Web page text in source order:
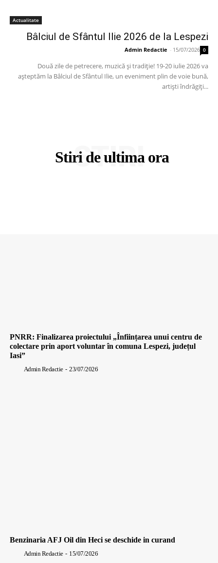
Actualitate
Bâlciul de Sfântul Ilie 2026 de la Lespezi
Admin Redactie - 15/07/2026 0
Două zile de petrecere, muzică și tradiție! 19-20 iulie 2026 va
așteptăm la Bâlciul de Sfântul Ilie, un eveniment plin de voie bună,
artiști îndrăgiți...
Stiri de ultima ora
STIRI
PNRR: Finalizarea proiectului „Înființarea unui centru de
colectare prin aport voluntar în comuna Lespezi, județul
Iasi”
Admin Redactie - 23/07/2026
Benzinaria AFJ Oil din Heci se deschide in curand
Admin Redactie - 15/07/2026